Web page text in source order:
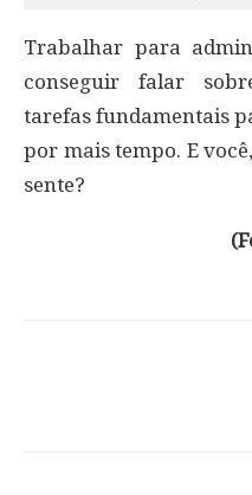
Trabalhar para
conseguir falar
tarefas fundamentais
por mais tempo. E
sente?